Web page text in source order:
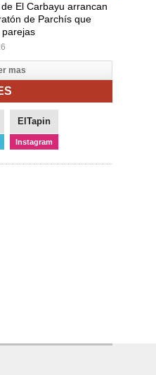
El Carbayu arrancan
de Parchís que
mas
ElTapin
Instagram